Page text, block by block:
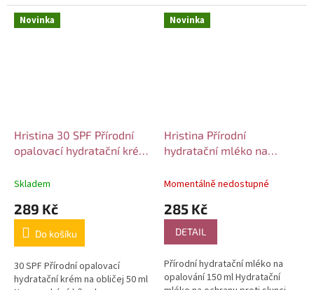
vera. Hydratuje, zjemňuje,
ochlazuje a zklidňuje...
nanočástice. Hydratační krém na
ochranu proti slunci, který
zajišťuje...
Novinka
Hristina 30 SPF Přírodní
opalovací hydratační krém
Skladem
289 Kč
Do košíku
30 SPF Přírodní opalovací
hydratační krém na obličej 50 ml
Novinka
Hristina Přírodní
hydratační mléko na
Momentálně nedostupné
285 Kč
DETAIL
Přírodní hydratační mléko na
opalování 150 ml Hydratační